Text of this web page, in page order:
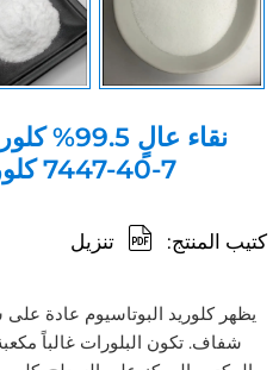
7447-40-7 كلوريد البوتاسيوم
كتيب المنتج: تنزيل
يظهر كلوريد البوتاسيوم عادة
شفاف. تكون البلورات غالباً